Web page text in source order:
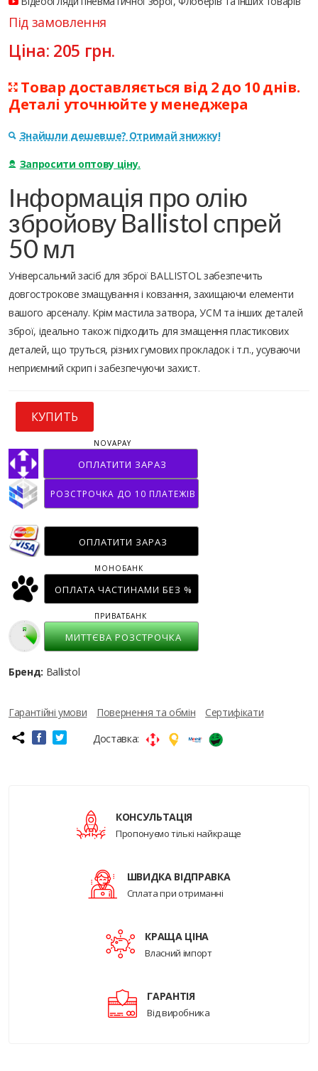
Під замовлення
Ціна: 205 грн.
Товар доставляється від 2 до 10 днів.
Деталі уточнюйте у менеджера
Знайшли дешевше? Отримай знижку!
Запросити оптову ціну.
Інформація про олію
збройову Ballistol спрей
50 мл
Універсальний засіб для зброї BALLISTOL забезпечить
довгострокове змащування і ковзання, захищаючи елементи
вашого арсеналу. Крім мастила затвора, УСМ та інших деталей
зброї, ідеально також підходить для змащення пластикових
деталей, що труться, різних гумових прокладок і т.п., усуваючи
неприємний скрип і забезпечуючи захист.
КУПИТЬ
ОПЛАТИТИ ЗАРАЗ
NOVAPAY
РОЗСТРОЧКА ДО 10 ПЛАТЕЖІВ
ОПЛАТИТИ ЗАРАЗ
ОПЛАТА ЧАСТИНАМИ БЕЗ %
МОНОБАНК
МИТТЄВА РОЗСТРОЧКА
ПРИВАТБАНК
Бренд: Ballistol
Гарантійні умови Повернення та обмін
Сертифікати
Доставка:
КОНСУЛЬТАЦІЯ
Пропонуємо тількі найкраще
ШВИДКА ВІДПРАВКА
Сплата при отриманні
КРАЩА ЦІНА
Власний імпорт
ГАРАНТІЯ
Від виробника